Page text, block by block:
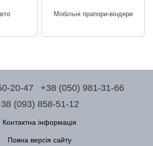
Мобільні прапори-віндери
20-47
+38 (050) 981-31-66
(093) 858-51-12
Контактна інформація
Повна версія сайту